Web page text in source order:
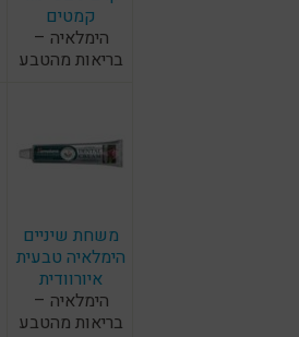
קמטים
הימלאיה –
בריאות מהטבע
משחת שיניים
הימלאיה טבעית
איורוודית
הימלאיה –
בריאות מהטבע